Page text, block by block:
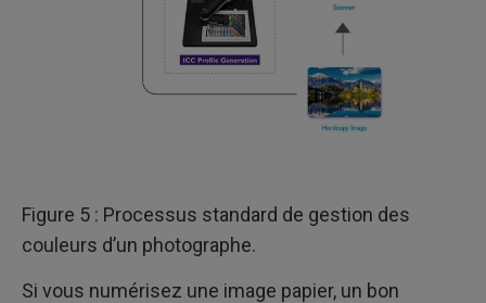
Figure 5 : Processus standard de gestion des
couleurs d’un photographe.
Si vous numérisez une image papier, un bon